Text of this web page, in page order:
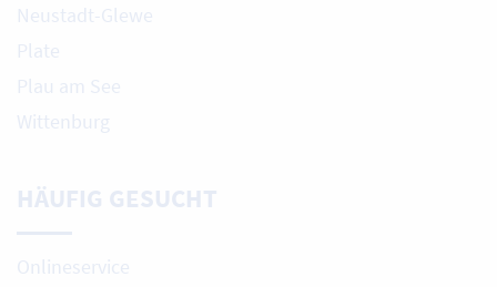
Neustadt-Glewe
Plate
Plau am See
Wittenburg
HÄUFIG GESUCHT
Onlineservice